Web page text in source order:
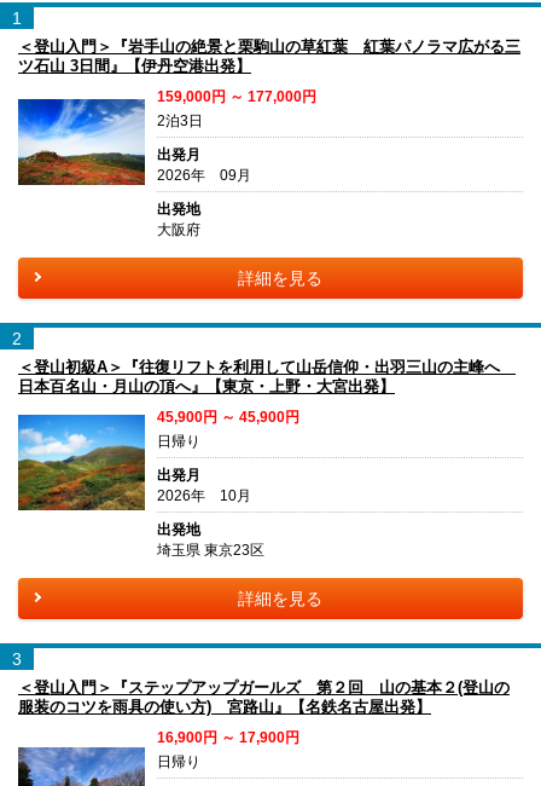
1
＜登山入門＞『岩手山の絶景と栗駒山の草紅葉 紅葉パノラマ広がる三
ツ石山 3日間』【伊丹空港出発】
159,000円 ～ 177,000円
2泊3日
出発月
2026年 09月
出発地
大阪府
詳細を見る
2
＜登山初級A＞『往復リフトを利用して山岳信仰・出羽三山の主峰へ
日本百名山・月山の頂へ』【東京・上野・大宮出発】
45,900円 ～ 45,900円
日帰り
出発月
2026年 10月
出発地
埼玉県 東京23区
詳細を見る
3
＜登山入門＞『ステップアップガールズ 第２回 山の基本２(登山の
服装のコツを雨具の使い方) 宮路山』【名鉄名古屋出発】
16,900円 ～ 17,900円
日帰り